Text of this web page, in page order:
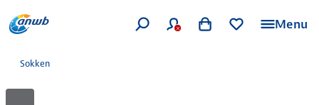
Menu
Sokken